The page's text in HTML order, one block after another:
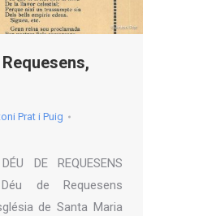
Prat i Puig
DE REQUESENS
de Requesens
de Santa Maria